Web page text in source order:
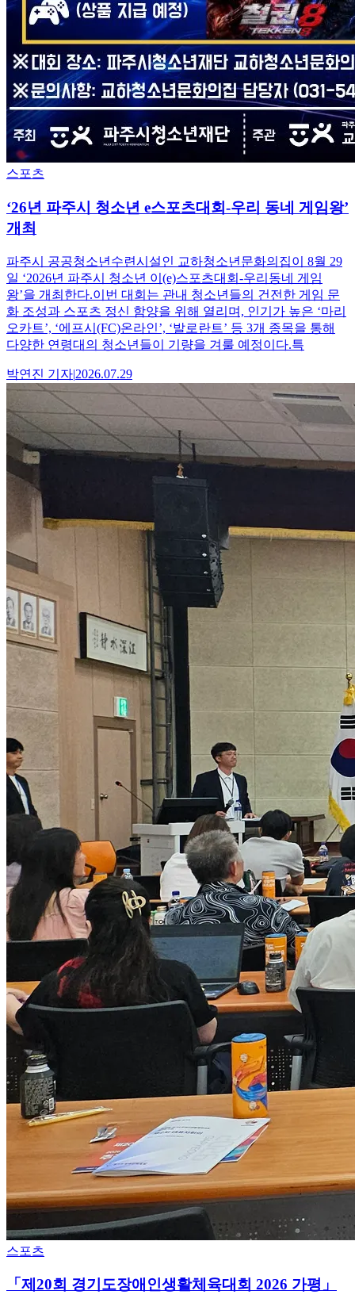
스포츠
‘26년 파주시 청소년 e스포츠대회-우리 동네 게임왕’
개최
파주시 공공청소년수련시설인 교하청소년문화의집이 8월 29
일 ‘2026년 파주시 청소년 이(e)스포츠대회-우리동네 게임
왕’을 개최한다.이번 대회는 관내 청소년들의 건전한 게임 문
화 조성과 스포츠 정신 함양을 위해 열리며, 인기가 높은 ‘마리
오카트’, ‘에프시(FC)온라인’, ‘발로란트’ 등 3개 종목을 통해
다양한 연령대의 청소년들이 기량을 겨룰 예정이다.특
박연진 기자|2026.07.29
스포츠
「제20회 경기도장애인생활체육대회 2026 가평」